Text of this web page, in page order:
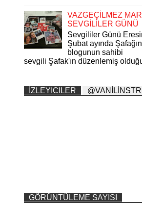
VAZGEÇİLMEZ
SEVGİLİLER GÜNÜ
Sevgililer Günü
Şubat ayında
blogunun sahibi
sevgili Şafak'ın düzenlemiş
İZLEYICILER @VANİLİNSTR
GÖRÜNTÜLEME SAYISI